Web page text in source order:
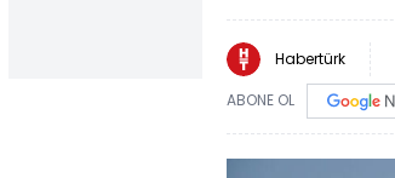
Habertürk
ABONE OL